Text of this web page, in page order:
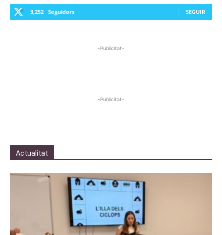
3,252 Seguidors SEGUIR
-Publicitat-
-Publicitat-
Actualitat